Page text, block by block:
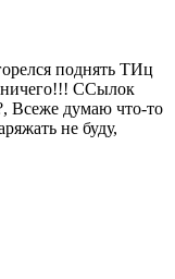
поднять ТИц
ничего!!! ССылок
Всеже думаю что-то
не буду,